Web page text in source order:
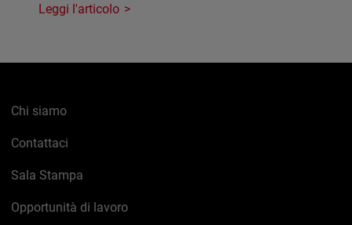
Leggi l'articolo
Chi siamo
Contattaci
Sala Stampa
Opportunità di lavoro